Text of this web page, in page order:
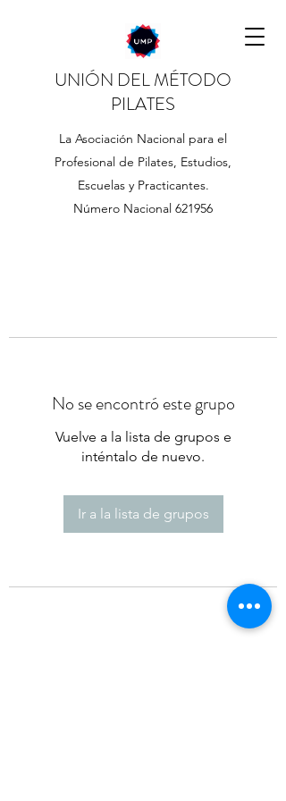
UNIÓN DEL MÉTODO
PILATES
La Asociación Nacional para el
Profesional de Pilates, Estudios,
Escuelas y Practicantes.
Número Nacional 621956
No se encontró este grupo
Vuelve a la lista de grupos e
inténtalo de nuevo.
Ir a la lista de grupos